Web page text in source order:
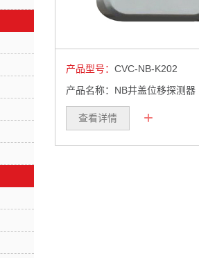
产品型号： CVC-NB-K202
产品名称：NB井盖位移探测器
查看详情 +